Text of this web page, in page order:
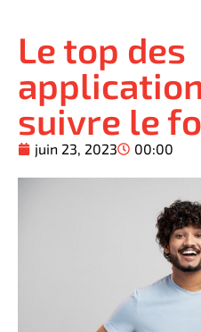
Le top des
suivre le
juin 23, 2023 00:00